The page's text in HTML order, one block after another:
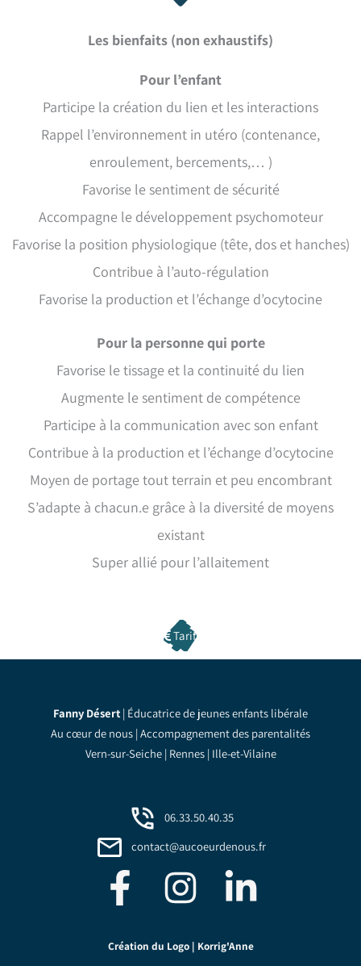
Les bienfaits (non exhaustifs)
Pour l’enfant
Participe la création du lien et les interactions
Rappel l’environnement in utéro (contenance,
enroulement, bercements,… )
Favorise le sentiment de sécurité
Accompagne le développement psychomoteur
Favorise la position physiologique (tête, dos et hanches)
Contribue à l’auto-régulation
Favorise la production et l’échange d’ocytocine
Pour la personne qui porte
Favorise le tissage et la continuité du lien
Augmente le sentiment de compétence
Participe à la communication avec son enfant
Contribue à la production et l’échange d’ocytocine
Moyen de portage tout terrain et peu encombrant
S’adapte à chacun.e grâce à la diversité de moyens
existant
Super allié pour l’allaitement
Tarifs
Fanny Désert| Éducatrice de jeunes enfants libérale
Au cœur de nous | Accompagnement des parentalités
Vern-sur-Seiche | Rennes | Ille-et-Vilaine
06.33.50.40.35
contact@aucoeurdenous.fr
Création du Logo | Korrig'Anne